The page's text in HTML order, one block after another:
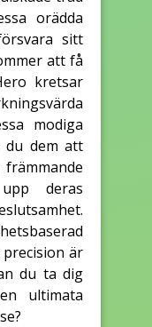
orädda
sitt
att få
kretsar
modiga
du dem att
deras
är
du ta dig
ultimata